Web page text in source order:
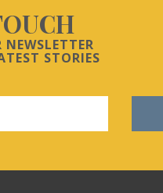
STORIES